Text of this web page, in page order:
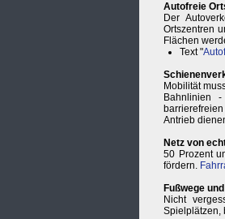
Autofreie
Der
Ortszentren
Flächen
Text "
Mobilität
Bahnlinien
Antrieb
Netz von
50 Prozent
fördern.
Fußwege
Nicht
Spielplätzen,